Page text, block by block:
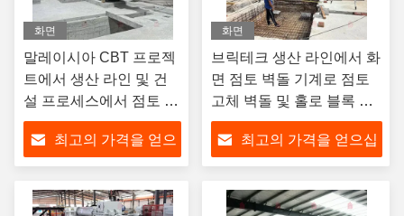
화면
말레이시아 CBT 프로젝
트에서 생산 라인 및 건
설 프로세스에서 점토 벽
돌 기계
최고의 가격을 얻으
화면
브릭테크 생산 라인에서 화
면 점토 벽돌 기계로 점토
고체 벽돌 및 홀로 블록 제
작
최고의 가격을 얻으십